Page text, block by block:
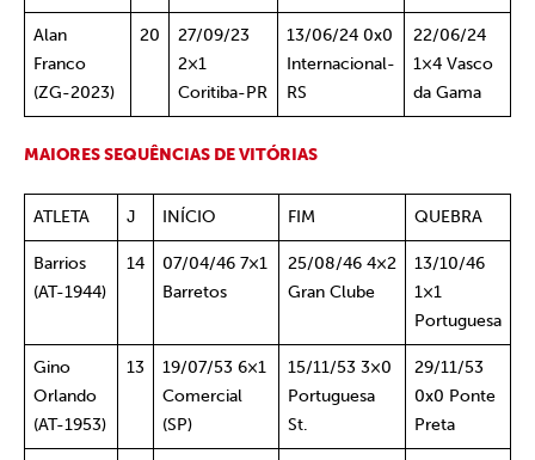
Alan
Franco
(ZG-2023)
20
27/09/23
2×1
Coritiba-PR
13/06/24 0x0
Internacional-
RS
22/06/24
1×4 Vasco
da Gama
MAIORES SEQUÊNCIAS DE VITÓRIAS
ATLETA J INÍCIO FIM QUEBRA
Barrios
(AT-1944)
14
07/04/46 7×1
Barretos
25/08/46 4×2
Gran Clube
13/10/46
1×1
Portuguesa
Gino
Orlando
(AT-1953)
13
19/07/53 6×1
Comercial
(SP)
15/11/53 3×0
Portuguesa
St.
29/11/53
0x0 Ponte
Preta